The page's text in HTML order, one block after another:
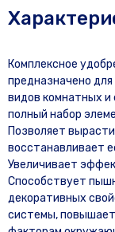
Комплексное
предназначено
видов комнатных
полный набор
Позволяет
восстанавливает
Увеличивает
Способствует
декоративных
системы,